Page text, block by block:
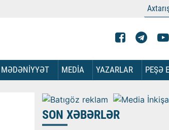
MƏDƏNİYYƏT MEDİA YAZARLAR PEŞƏ
SON XƏBƏRLƏR